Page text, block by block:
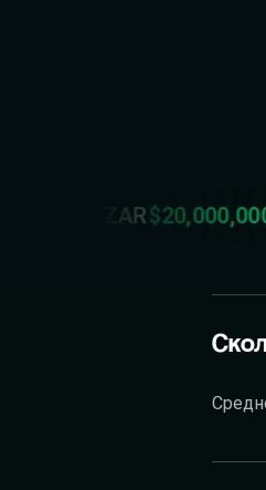
$20,000,00012